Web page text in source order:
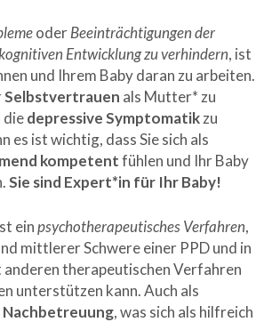
oderBeeinträchtigungen der
Entwicklungzu verhindern, ist
und Ihrem Baby daran zu arbeiten.
Selbstvertrauen als Mutter* zu
diedepressive Symptomatikzu
es ist wichtig, dass Sie sich als
kompetentfühlen und Ihr Baby
Sie sind Expert*in für Ihr Baby!
einpsychotherapeutisches Verfahren,
mittlerer Schwere einer PPD und in
therapeutischen Verfahren
unterstützen kann. Auch als
, was sich als hilfreich